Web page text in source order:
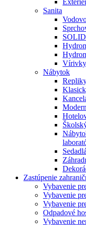
Sanita
Vírivky
Nábytok
Zastúpenie
Vybavenie
Vybavenie
Vybavenie
Odpadové
Vybavenie